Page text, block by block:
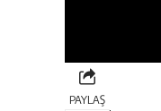
PAYLAŞ